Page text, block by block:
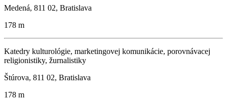
Medená, 811 02, Bratislava
178 m
Katedry kulturológie, marketingovej komunikácie, porovnávacej
religionistiky, žurnalistiky
Štúrova, 811 02, Bratislava
178 m